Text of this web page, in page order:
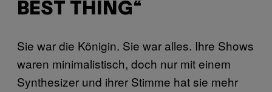
BEST THING“
Sie war die Königin. Sie war alles. Ihre Shows
waren minimalistisch, doch nur mit einem
Synthesizer und ihrer Stimme hat sie mehr